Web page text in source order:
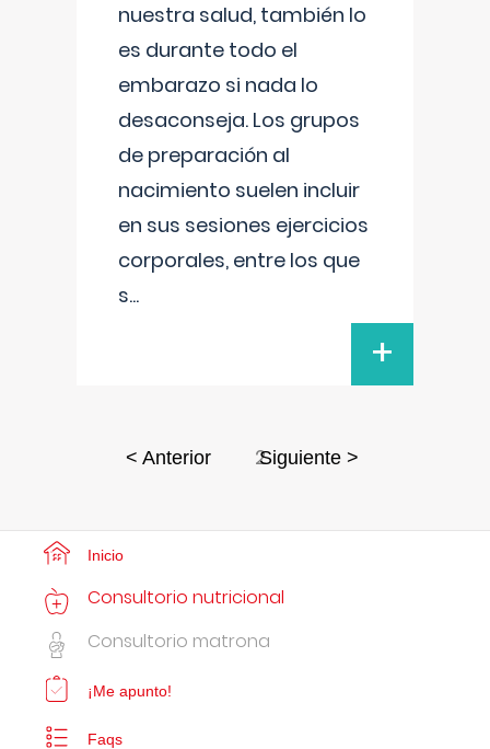
nuestra salud, también lo
es durante todo el
embarazo si nada lo
desaconseja. Los grupos
de preparación al
nacimiento suelen incluir
en sus sesiones ejercicios
corporales, entre los que
s...
+
< Anterior 2Siguiente >
Inicio
Consultorio nutricional
Consultorio matrona
¡Me apunto!
Faqs